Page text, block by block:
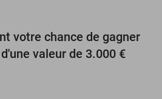
votre chance de gagner
valeur de 3.000 €